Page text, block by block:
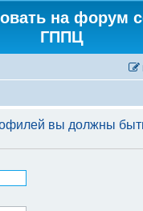
на форум
ГППЦ
вы должны